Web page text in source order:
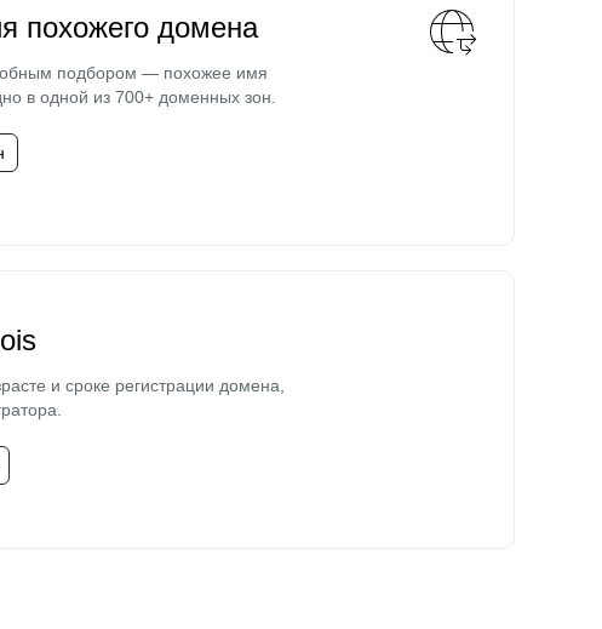
похожего домена
подбором — похожее имя
в одной из 700+ доменных зон.
и сроке регистрации домена,